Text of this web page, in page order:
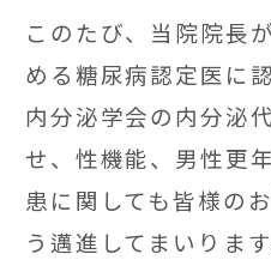
このたび、当院院長
める糖尿病認定医に
内分泌学会の内分泌
せ、性機能、男性更
患に関しても皆様の
う邁進してまいります